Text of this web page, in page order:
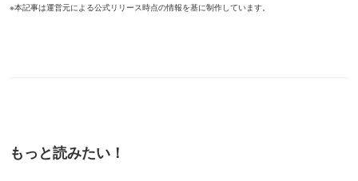
※本記事は運営元による公式リリース時点の情報を基に制作しています。
もっと読みたい！